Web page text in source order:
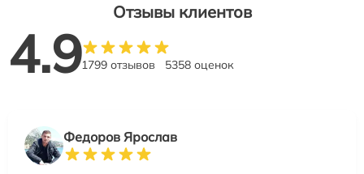
Отзывы клиентов
4.91799 отзывов 5358 оценок
Федоров Ярослав